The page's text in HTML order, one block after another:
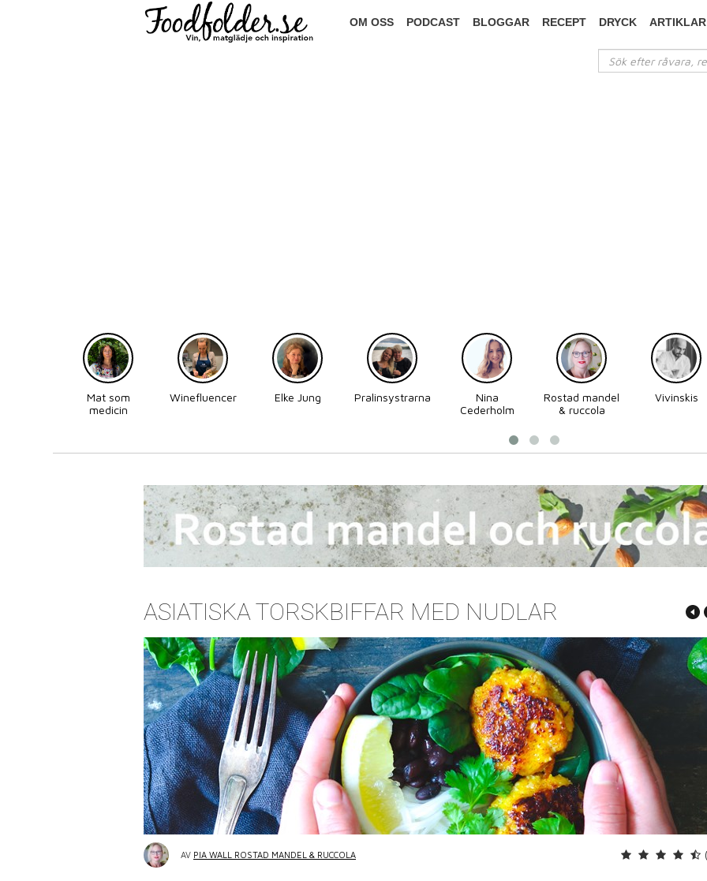
OM OSS PODCAST BLOGGAR RECEPT DRYCK ARTIKLAR
Mat som
medicin
Winefluencer Elke Jung Pralinsystrarna
Nina
Cederholm
Rostad mandel
& ruccola
Vivinskis
ASIATISKA TORSKBIFFAR MED NUDLAR
AV PIA WALL ROSTAD MANDEL & RUCCOLA